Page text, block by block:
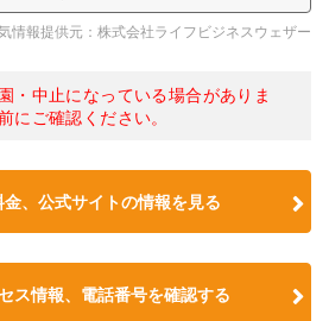
情報提供元：株式会社ライフビジネスウェザー
・中止になっている場合がありま
にご確認ください。
、公式サイトの情報を見る
ス情報、電話番号を確認する